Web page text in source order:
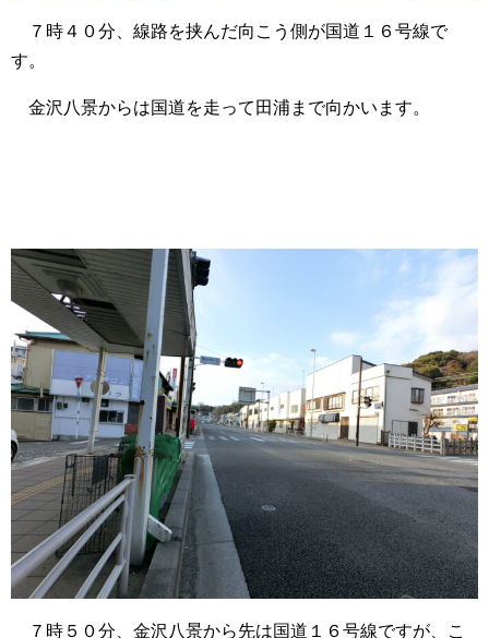
７時４０分、線路を挟んだ向こう側が国道１６号線で
す。
金沢八景からは国道を走って田浦まで向かいます。
７時５０分、金沢八景から先は国道１６号線ですが、こ